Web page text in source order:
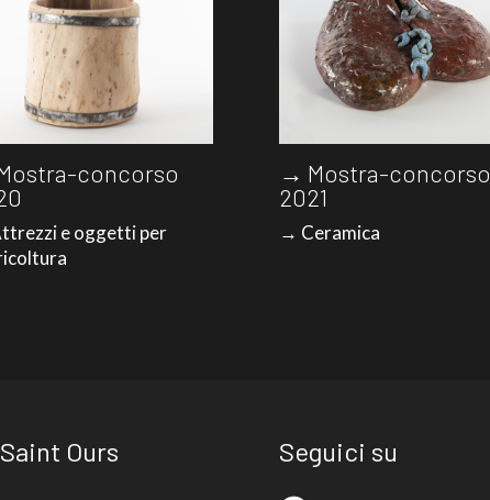
concorso
e oggetti per
→ Mostra-concorso
2021
→ Ceramica
Ours Seguici su